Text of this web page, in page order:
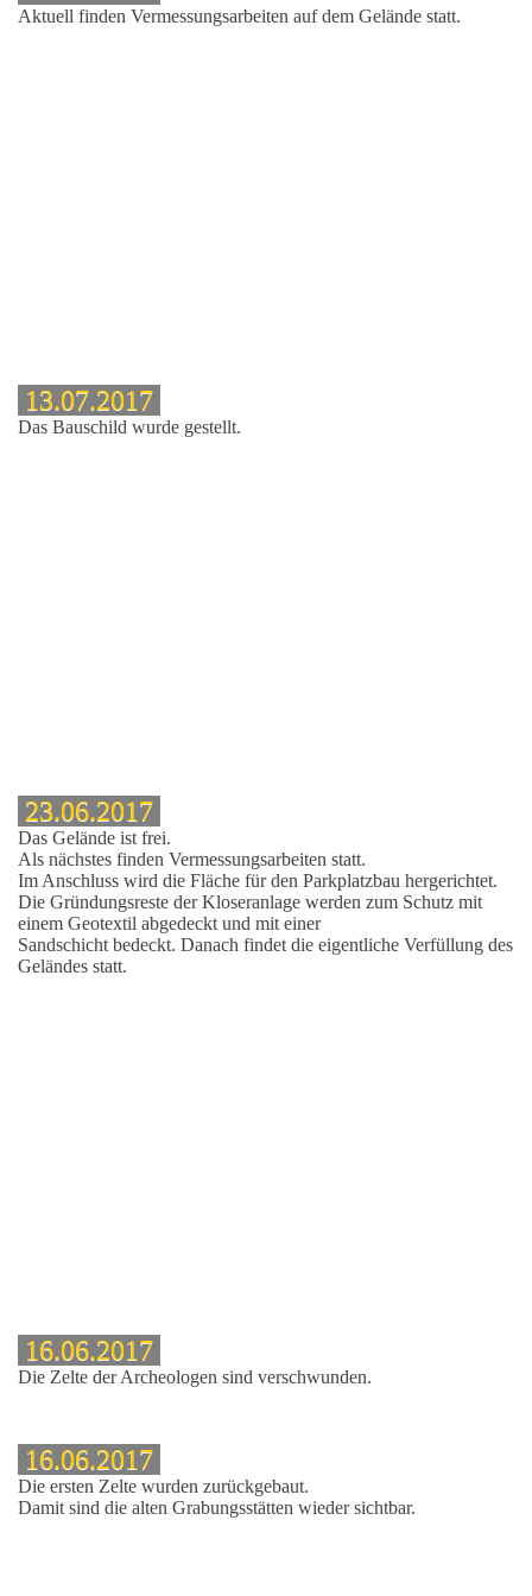
Aktuell finden Vermessungsarbeiten auf dem Gelände statt.
13.07.2017
Das Bauschild wurde gestellt.
23.06.2017
Das Gelände ist frei.
Als nächstes finden Vermessungsarbeiten statt.
Im Anschluss wird die Fläche für den Parkplatzbau hergerichtet.
Die Gründungsreste der Kloseranlage werden zum Schutz mit
einem Geotextil abgedeckt und mit einer
Sandschicht bedeckt. Danach findet die eigentliche Verfüllung des
Geländes statt.
16.06.2017
Die Zelte der Archeologen sind verschwunden.
16.06.2017
Die ersten Zelte wurden zurückgebaut.
Damit sind die alten Grabungsstätten wieder sichtbar.